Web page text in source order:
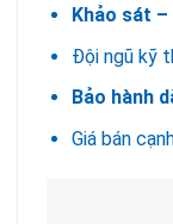
Khảo sát
Đội ngũ kỹ
Bảo hành
Giá bán